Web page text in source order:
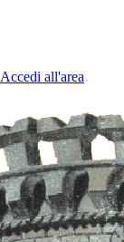
Accedi all'area